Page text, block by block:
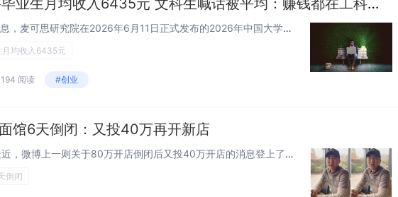
2025届本科毕业生月均收入6435元 文科生喊话被平均：赚钱都在工科赛道
快科技6月11日消息，麦可思研究院在2026年6月11日正式发布的2026年中国大学生就业报告显示，2025届本科毕业生毕业半年后的平均月收入为6435元，该数值明显高于同期全国城镇居民月均可支配收入的4709元水平。扣除物价波动带来的价格...
均收入6435元
194 阅读 #创业
馆6天倒闭：又投40万再开新店
4月16日消息，最近，微博上一则关于80万开店倒闭后又投40万开店的消息登上了热搜，引发了公众的广泛讨论。据媒体报道，故事的主角是26岁的安徽小伙朱俊锋，当时他投入80万元在上海开了一家羊肉面馆，然而现实十分残酷，店铺仅仅营业了十几天就宣告...
倒闭